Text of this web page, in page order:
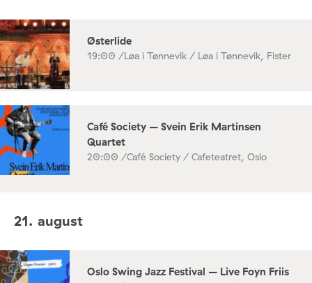
Østerlide
19:00 /Løa i Tønnevik / Løa i Tønnevik, Fister
Café Society – Svein Erik Martinsen
Quartet
20:00 /Café Society / Cafeteatret, Oslo
21. august
Oslo Swing Jazz Festival – Live Foyn Friis